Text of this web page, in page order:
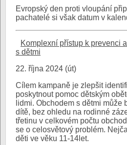
Evropský den proti vloupání
pachatelé si však datum v
Komplexní přístup k prevenci
s dětmi
22. října 2024 (út)
Cílem kampaně je zlepšit
poskytnout pomoc dětským
lidmi. Obchodem s dětmi může
dítě, bez ohledu na rodinné
třetinu v celkovém počtu
se o celosvětový problém.
děti ve věku 11-14let.